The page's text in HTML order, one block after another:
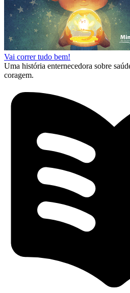
Vai correr tudo bem!
Uma história enternecedora sobre
coragem.